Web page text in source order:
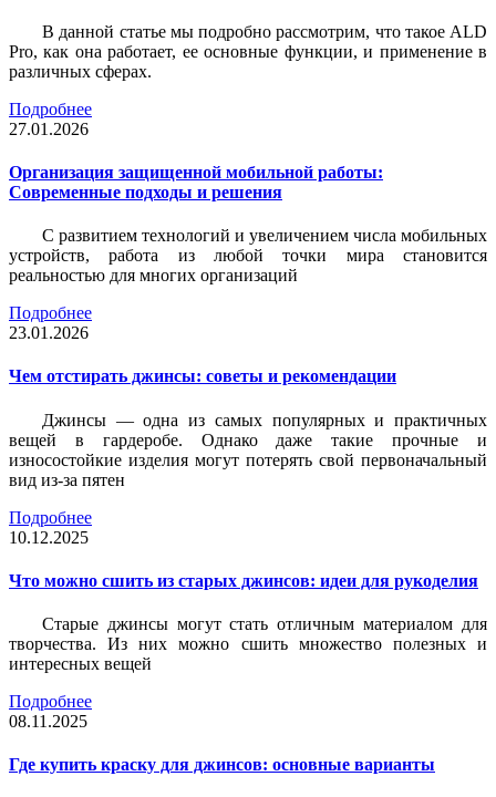
В данной статье мы подробно рассмотрим, что такое ALD
Pro, как она работает, ее основные функции, и применение в
различных сферах.
Подробнее
27.01.2026
Организация защищенной мобильной работы:
Современные подходы и решения
С развитием технологий и увеличением числа мобильных
устройств, работа из любой точки мира становится
реальностью для многих организаций
Подробнее
23.01.2026
Чем отстирать джинсы: советы и рекомендации
Джинсы — одна из самых популярных и практичных
вещей в гардеробе. Однако даже такие прочные и
износостойкие изделия могут потерять свой первоначальный
вид из-за пятен
Подробнее
10.12.2025
Что можно сшить из старых джинсов: идеи для рукоделия
Старые джинсы могут стать отличным материалом для
творчества. Из них можно сшить множество полезных и
интересных вещей
Подробнее
08.11.2025
Где купить краску для джинсов: основные варианты